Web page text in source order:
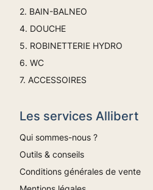
2. BAIN-BALNEO
4. DOUCHE
5. ROBINETTERIE HYDRO
6. WC
7. ACCESSOIRES
Les services Allibert
Qui sommes-nous ?
Outils & conseils
Conditions générales de vente